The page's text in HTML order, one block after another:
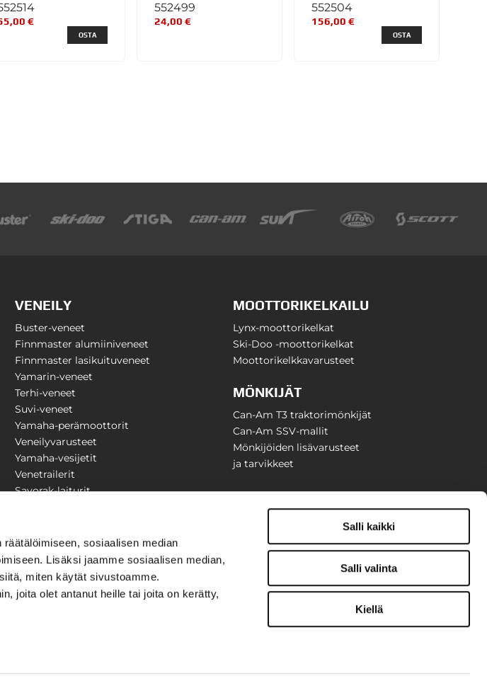
sosiaalisen median
Lisäksi jaamme sosiaalisen median,
miten käytät sivustoamme.
joita olet antanut heille tai joita on kerätty,
Salli kaikki
Salli valinta
Kiellä
€
OSTA
552499
24,00 €
552504
156,00 €
OSTA
VENEILY
Buster-veneet
Finnmaster alumiiniveneet
Finnmaster lasikuituveneet
Yamarin-veneet
Terhi-veneet
Suvi-veneet
Yamaha-perämoottorit
Veneilyvarusteet
Yamaha-vesijetit
Venetrailerit
Savorak-laiturit
MOOTTORIKELKAILU
Lynx-moottorikelkat
Ski-Doo -moottorikelkat
Moottorikelkkavarusteet
MÖNKIJÄT
Can-Am T3 traktorimönkijät
Can-Am SSV-mallit
Mönkijöiden lisävarusteet
ja tarvikkeet
Yritysesittely
Yhteystiedot
Huolto ja korjaamo
Ajankohtaista